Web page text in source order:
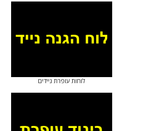
לוחות עופרת ניידים